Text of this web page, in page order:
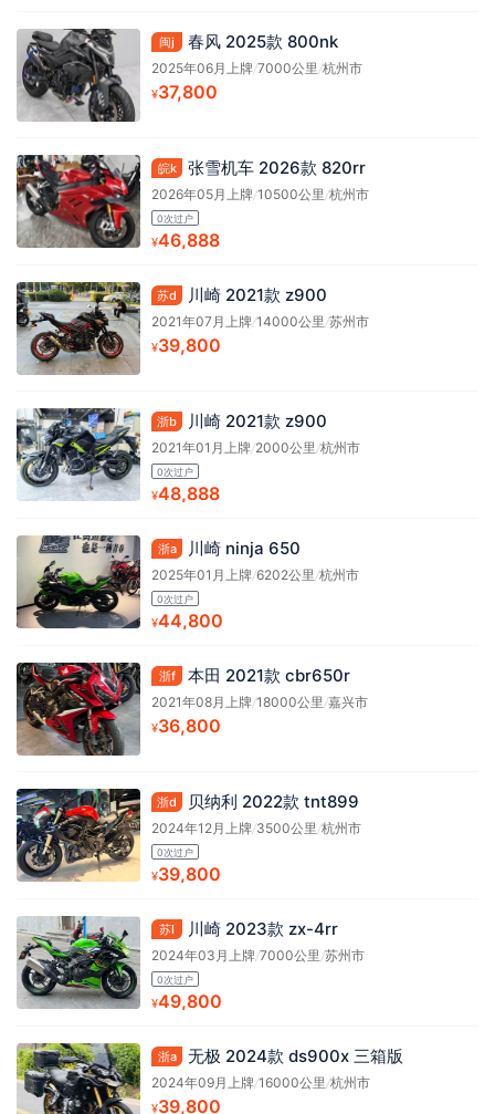
闽j 春风 2025款 800nk
2025年06月上牌/7000公里/杭州市
¥37,800
皖k 张雪机车 2026款 820rr
2026年05月上牌/10500公里/杭州市
0次过户
¥46,888
苏d 川崎 2021款 z900
2021年07月上牌/14000公里/苏州市
¥39,800
浙b 川崎 2021款 z900
2021年01月上牌/2000公里/杭州市
0次过户
¥48,888
浙a 川崎 ninja 650
2025年01月上牌/6202公里/杭州市
0次过户
¥44,800
浙f 本田 2021款 cbr650r
2021年08月上牌/18000公里 /嘉兴市
¥36,800
浙d 贝纳利 2022款 tnt899
2024年12月上牌/3500公里 /杭州市
0次过户
¥39,800
苏l 川崎 2023款 zx-4rr
2024年03月上牌/7000公里 /苏州市
0次过户
¥49,800
浙a 无极 2024款 ds900x 三箱版
2024年09月上牌/16000公里 /杭州市
¥39,800